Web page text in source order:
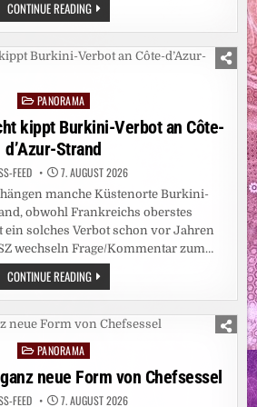
CONTINUE READINGHITZEWELLE:
REKORDTIEF:
RHEIN-
SINKT
IN
Posted
in
PANORAMA
kippt Burkini-Verbot an Côte-
d’Azur-Strand
FEED 7. AUGUST 2026
manche Küstenorte Burkini-
obwohl Frankreichs oberstes
ein solches Verbot schon vor Jahren
wechseln Frage/Kommentar zum…
CONTINUE READINGFRANKREICH:
GERICHT
KIPPT
VERBOT
AN
STRAND
PostedPANORAMA
neue Form von Chefsessel
FEED 7. AUGUST 2026